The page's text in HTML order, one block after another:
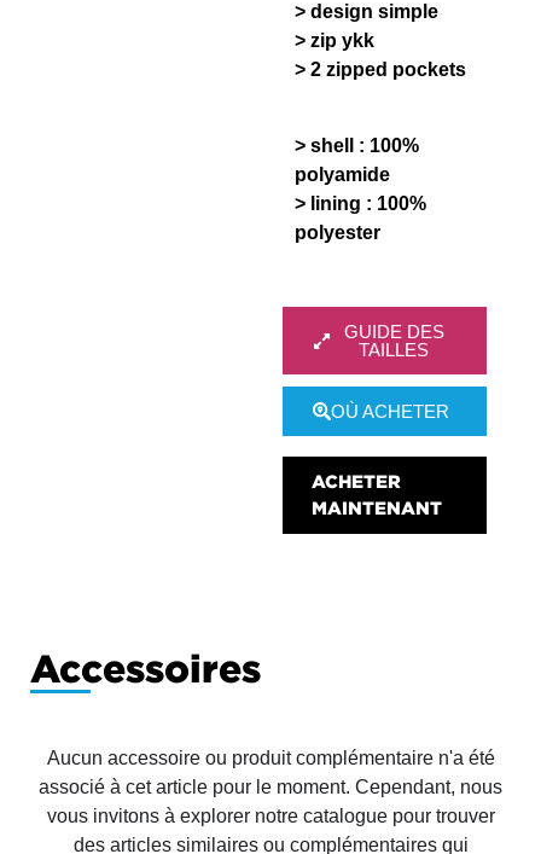
> design simple
> zip ykk
> 2 zipped pockets
> shell : 100%
polyamide
> lining : 100%
polyester
GUIDE DES
TAILLES
OÙ ACHETER
ACHETER
MAINTENANT
Accessoires
Aucun accessoire ou produit complémentaire n'a été
associé à cet article pour le moment. Cependant, nous
vous invitons à explorer notre catalogue pour trouver
des articles similaires ou complémentaires qui